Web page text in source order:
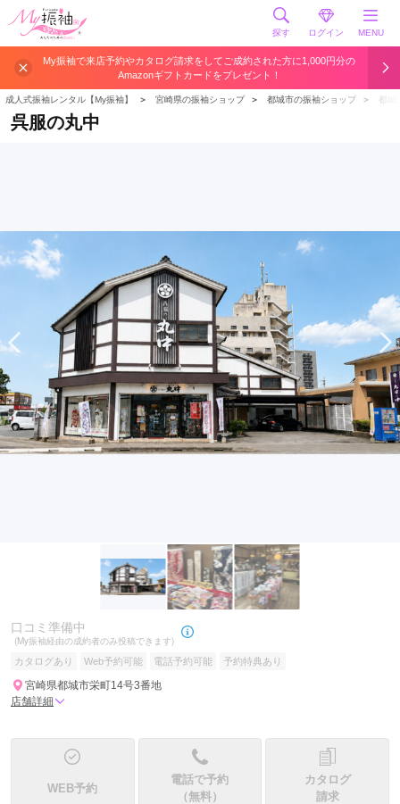
探す ログイン MENU
My振袖で来店予約やカタログ請求をしてご成約された方に1,000円分の
Amazonギフトカードをプレゼント！
成人式振袖レンタル【My振袖】 ＞ 宮崎県の振袖ショップ ＞ 都城市の振袖ショップ ＞ 都
呉服の丸中
口コミ準備中
(My振袖経由の成約者のみ投稿できます)
カタログあり Web予約可能 電話予約可能 予約特典あり
宮崎県都城市栄町14号3番地
店舗詳細
WEB予約
電話で予約
（無料）
カタログ
請求